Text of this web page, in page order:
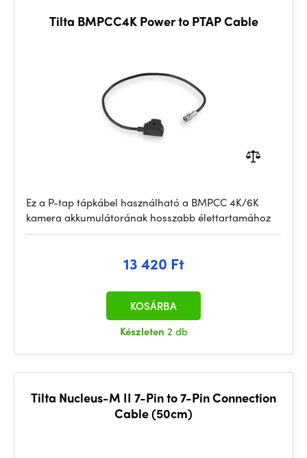
Tilta BMPCC4K Power to PTAP Cable
Ez a P-tap tápkábel használható a BMPCC 4K/6K
kamera akkumulátorának hosszabb élettartamához
13 420 Ft
Készleten 2 db
KOSÁRBA
Tilta Nucleus-M II 7-Pin to 7-Pin Connection
Cable (50cm)